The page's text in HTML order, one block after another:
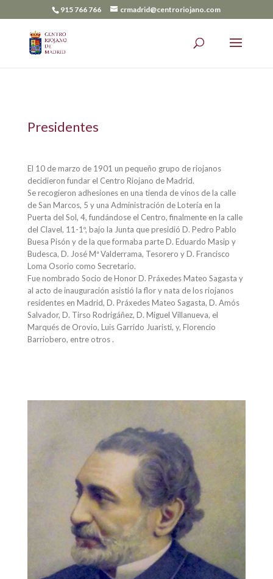
915 766 766 crmadrid@centroriojano.com
Presidentes
El 10 de marzo de 1901 un pequeño grupo de riojanos
decidieron fundar el Centro Riojano de Madrid.
Se recogieron adhesiones en una tienda de vinos de la calle
de San Marcos, 5 y una Administración de Lotería en la
Puerta del Sol, 4, fundándose el Centro, finalmente en la calle
del Clavel, 11-1º, bajo la Junta que presidió D. Pedro Pablo
Buesa Pisón y de la que formaba parte D. Eduardo Masip y
Budesca, D. José Mª Valderrama, Tesorero y D. Francisco
Loma Osorio como Secretario.
Fue nombrado Socio de Honor D. Práxedes Mateo Sagasta y
al acto de inauguración asistió la flor y nata de los riojanos
residentes en Madrid, D. Práxedes Mateo Sagasta, D. Amós
Salvador, D. Tirso Rodrigáñez, D. Miguel Villanueva, el
Marqués de Orovio, Luis Garrido Juaristi, y, Florencio
Barriobero, entre otros .